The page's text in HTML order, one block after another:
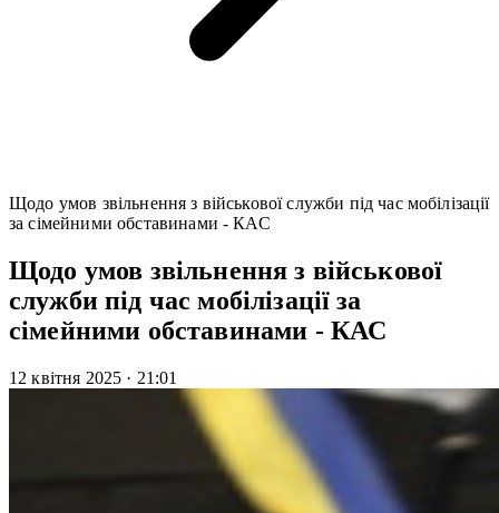
Щодо умов звільнення з військової служби під час мобілізації
за сімейними обставинами - КАС
Щодо умов звільнення з військової
служби під час мобілізації за
сімейними обставинами - КАС
12 квітня 2025 · 21:01